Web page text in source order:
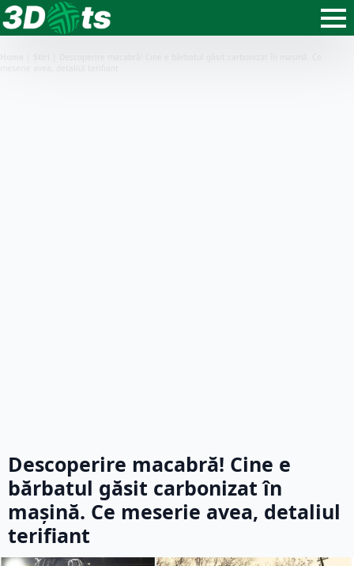
Descoperire macabră! Cine e
bărbatul găsit carbonizat în
mașină. Ce meserie avea, detaliul
terifiant